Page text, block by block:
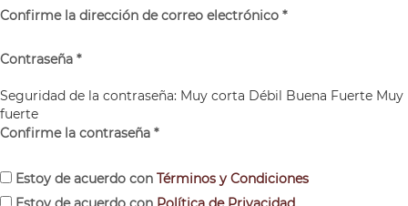
Confirme la dirección de correo electrónico *
Contraseña *
Seguridad de la contraseña: Muy corta Débil Buena Fuerte Muy
fuerte
Confirme la contraseña *
Estoy de acuerdo con Términos y Condiciones